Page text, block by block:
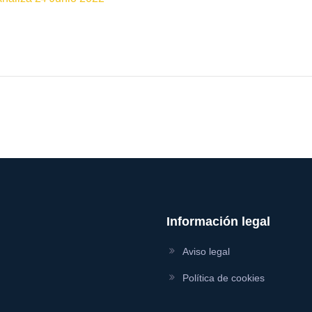
Información legal
Aviso legal
Política de cookies